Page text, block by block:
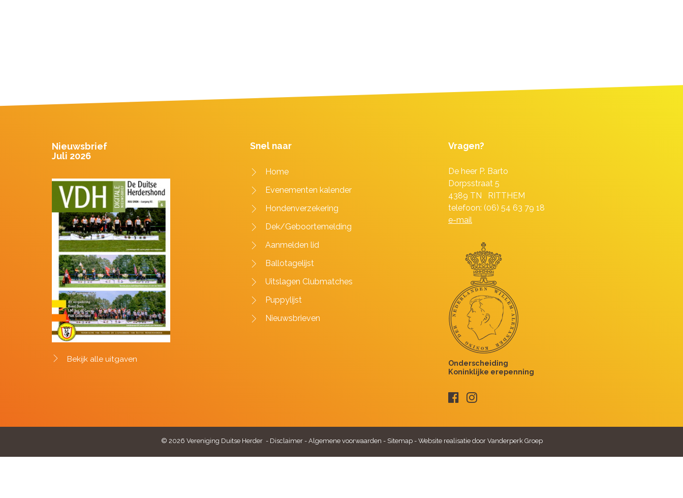
Nieuwsbrief
Juli 2026
Bekijk alle uitgaven
Snel naar
Home
Evenementen kalender
Hondenverzekering
Dek/Geboortemelding
Aanmelden lid
Ballotagelijst
Uitslagen Clubmatches
Puppylijst
Nieuwsbrieven
Vragen?
De heer P. Barto
Dorpsstraat 5
4389 TN RITTHEM
telefoon: (06) 54 63 79 18
e-mail
© 2026 Vereniging Duitse Herder - Disclaimer- Algemene voorwaarden - Sitemap- Website realisatie door Vanderperk Groep